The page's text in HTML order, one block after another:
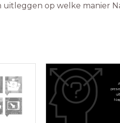
op welke manier